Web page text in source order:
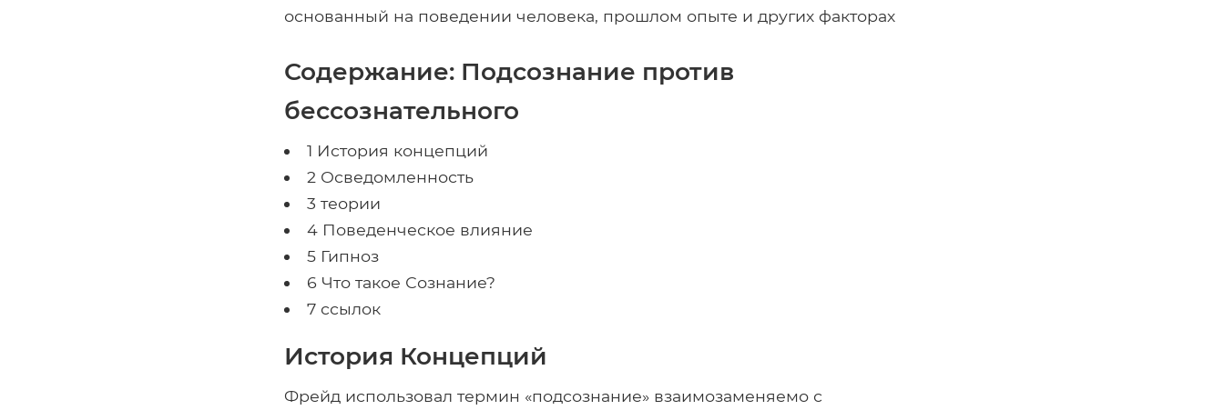
основанный на поведении человека, прошлом опыте и других факторах
Содержание: Подсознание против
бессознательного
1 История концепций
2 Осведомленность
3 теории
4 Поведенческое влияние
5 Гипноз
6 Что такое Сознание?
7 ссылок
История Концепций
Фрейд использовал термин «подсознание» взаимозаменяемо с